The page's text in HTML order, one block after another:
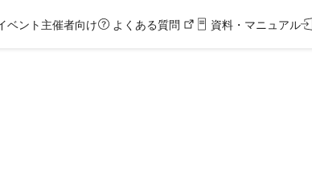
ベント主催者向け よくある質問 資料・マニュアル